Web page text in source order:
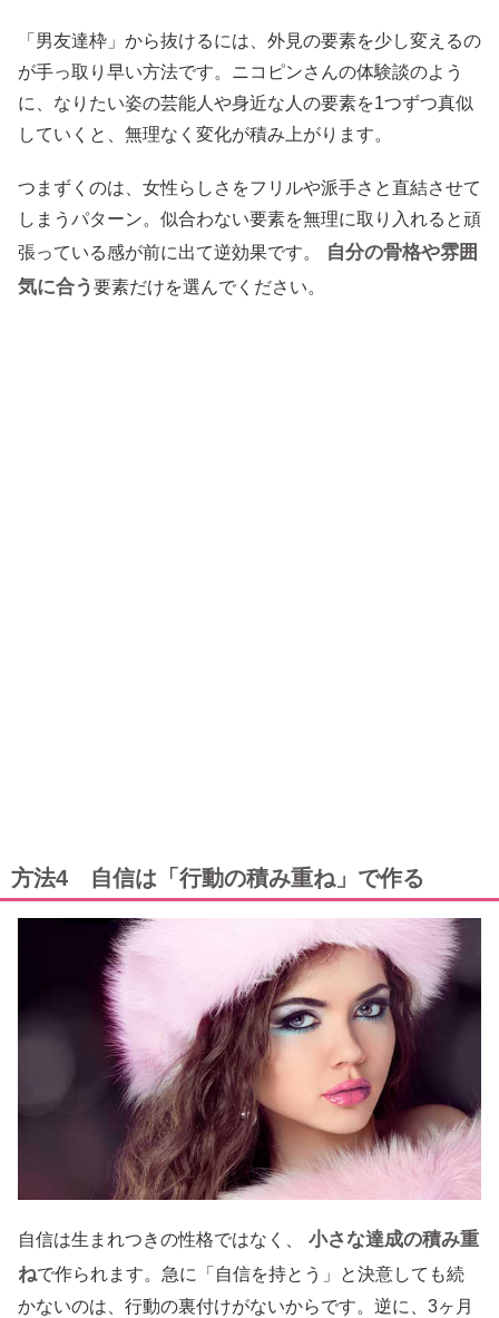
「男友達枠」から抜けるには、外見の要素を少し変えるの
が手っ取り早い方法です。ニコピンさんの体験談のよう
に、なりたい姿の芸能人や身近な人の要素を1つずつ真似
していくと、無理なく変化が積み上がります。
つまずくのは、女性らしさをフリルや派手さと直結させて
しまうパターン。似合わない要素を無理に取り入れると頑
張っている感が前に出て逆効果です。
自分の骨格や雰囲
気に合う要素だけを選んでください。
方法4 自信は「行動の積み重ね」で作る
自信は生まれつきの性格ではなく、
小さな達成の積み重
ねで作られます。急に「自信を持とう」と決意しても続
かないのは、行動の裏付けがないからです。逆に、3ヶ月